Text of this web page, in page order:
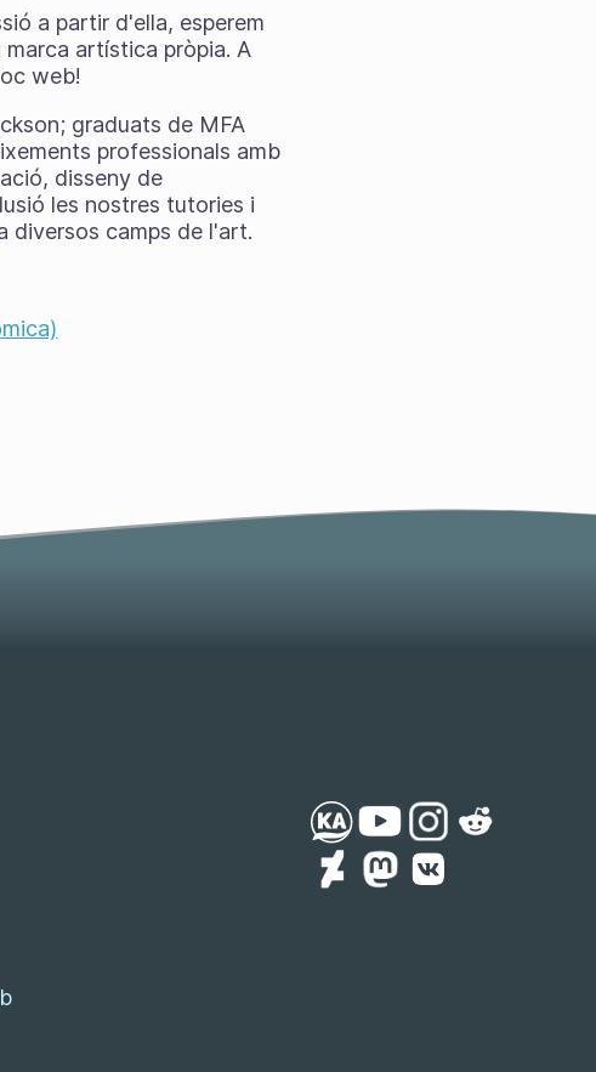
a partir d'ella, esperem
artística pròpia. A
web!
graduats de MFA
professionals amb
disseny de
les nostres tutories i
diversos camps de l'art.